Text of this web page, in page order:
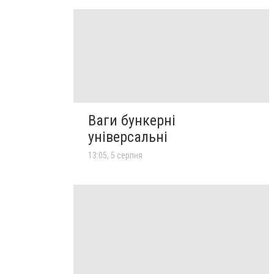
Ваги бункерні
універсальні
13:05, 5 серпня